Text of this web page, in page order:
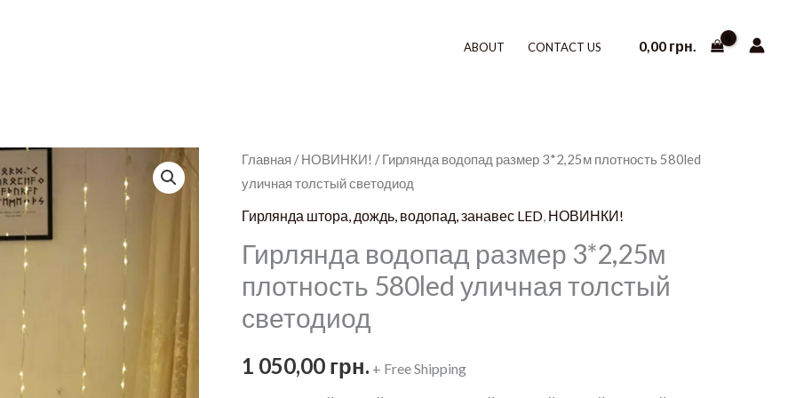
ABOUT CONTACT US 0,00 грн.
Главная /НОВИНКИ! / Гирлянда водопад размер 3*2,25м плотность 580led
уличная толстый светодиод
Гирлянда штора, дождь, водопад, занавес LED НОВИНКИ!
Гирлянда водопад размер 3*2,25м
плотность 580led уличная толстый
светодиод
1 050,00 грн. + Free Shipping